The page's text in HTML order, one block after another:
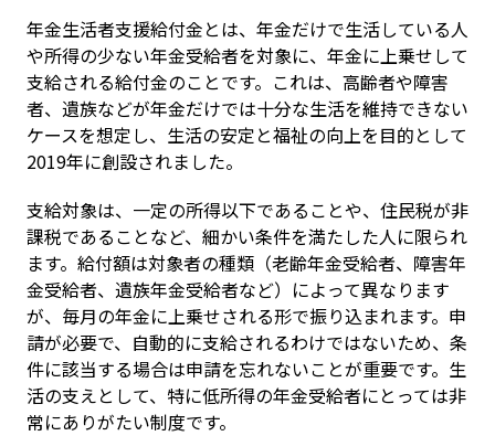
年金生活者支援給付金とは、年金だけで生活している人
や所得の少ない年金受給者を対象に、年金に上乗せして
支給される給付金のことです。これは、高齢者や障害
者、遺族などが年金だけでは十分な生活を維持できない
ケースを想定し、生活の安定と福祉の向上を目的として
2019年に創設されました。
支給対象は、一定の所得以下であることや、住民税が非
課税であることなど、細かい条件を満たした人に限られ
ます。給付額は対象者の種類（老齢年金受給者、障害年
金受給者、遺族年金受給者など）によって異なります
が、毎月の年金に上乗せされる形で振り込まれます。申
請が必要で、自動的に支給されるわけではないため、条
件に該当する場合は申請を忘れないことが重要です。生
活の支えとして、特に低所得の年金受給者にとっては非
常にありがたい制度です。